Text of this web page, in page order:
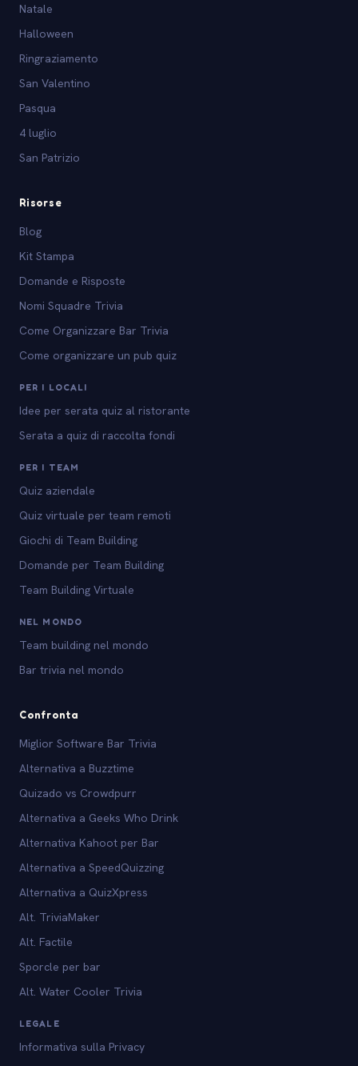
Natale
Halloween
Ringraziamento
San Valentino
Pasqua
4 luglio
San Patrizio
Risorse
Blog
Kit Stampa
Domande e Risposte
Nomi Squadre Trivia
Come Organizzare Bar Trivia
Come organizzare un pub quiz
PER I LOCALI
Idee per serata quiz al ristorante
Serata a quiz di raccolta fondi
PER I TEAM
Quiz aziendale
Quiz virtuale per team remoti
Giochi di Team Building
Domande per Team Building
Team Building Virtuale
NEL MONDO
Team building nel mondo
Bar trivia nel mondo
Confronta
Miglior Software Bar Trivia
Alternativa a Buzztime
Quizado vs Crowdpurr
Alternativa a Geeks Who Drink
Alternativa Kahoot per Bar
Alternativa a SpeedQuizzing
Alternativa a QuizXpress
Alt. TriviaMaker
Alt. Factile
Sporcle per bar
Alt. Water Cooler Trivia
LEGALE
Informativa sulla Privacy